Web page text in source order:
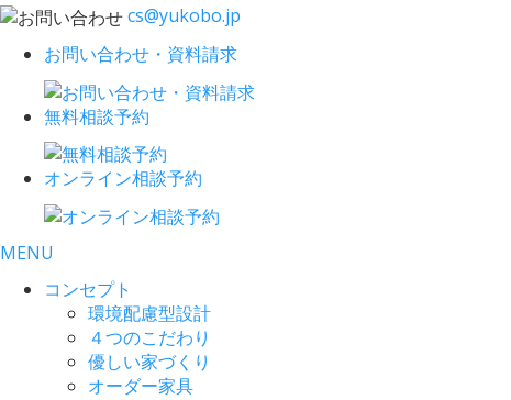
cs@yukobo.jp
お問い合わせ・資料請求
無料相談予約
オンライン相談予約
MENU
コンセプト
環境配慮型設計
４つのこだわり
優しい家づくり
オーダー家具